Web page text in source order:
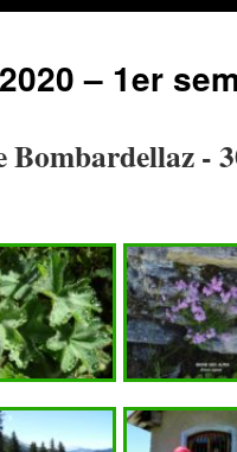
– 1er
Bombardellaz -